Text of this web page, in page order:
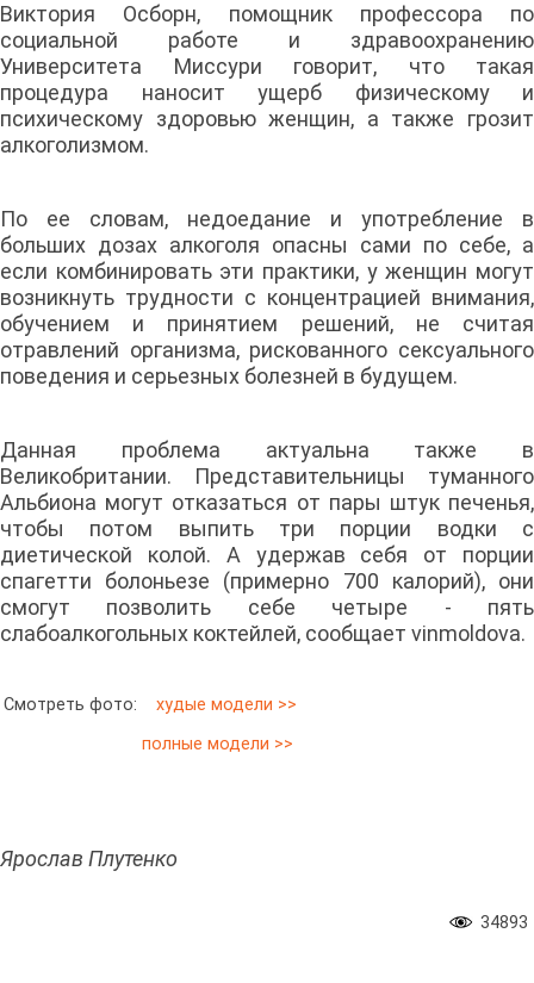
Виктория Осборн, помощник профессора по
социальной работе и здравоохранению
Университета Миссури говорит, что такая
процедура наносит ущерб физическому и
психическому здоровью женщин, а также грозит
алкоголизмом.
По ее словам, недоедание и употребление в
больших дозах алкоголя опасны сами по себе, а
если комбинировать эти практики, у женщин могут
возникнуть трудности с концентрацией внимания,
обучением и принятием решений, не считая
отравлений организма, рискованного сексуального
поведения и серьезных болезней в будущем.
Данная проблема актуальна также в
Великобритании. Представительницы туманного
Альбиона могут отказаться от пары штук печенья,
чтобы потом выпить три порции водки с
диетической колой. А удержав себя от порции
спагетти болоньезе (примерно 700 калорий), они
смогут позволить себе четыре - пять
слабоалкогольных коктейлей, сообщает vinmoldova.
Смотреть фото: худые модели >>
полные модели >>
Ярослав Плутенко
34893